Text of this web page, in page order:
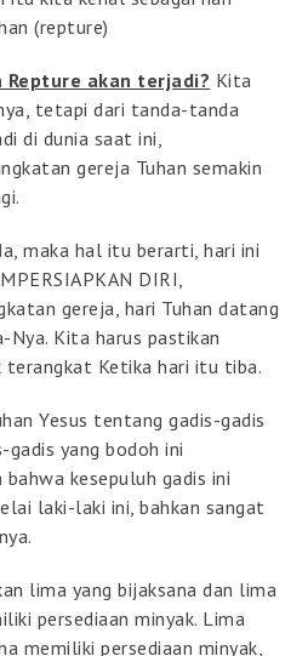
(repture)
Repture akan terjadi? Kita
tetapi dari tanda-tanda
di dunia saat ini,
gereja Tuhan semakin
maka hal itu berarti, hari ini
DIRI,
gereja, hari Tuhan datang
Kita harus pastikan
terangkat Ketika hari itu tiba.
Yesus tentang gadis-gadis
gadis yang bodoh ini
kesepuluh gadis ini
laki-laki ini, bahkan sangat
lima yang bijaksana dan lima
persediaan minyak. Lima
memiliki persediaan minyak,